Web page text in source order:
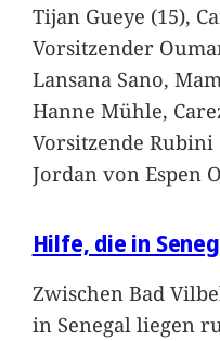
Tijan Gueye (15),
Vorsitzender
Lansana Sano,
Hanne Mühle,
Vorsitzende Rubini
Jordan von Espen
Hilfe, die in
Zwischen Bad
in Senegal liegen